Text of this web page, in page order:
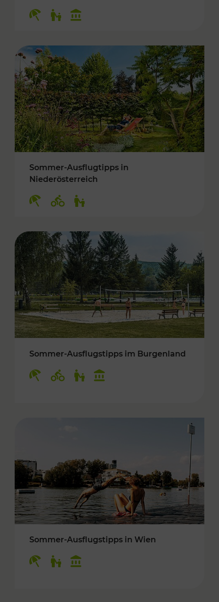
Sommer-Ausflugtipps in
Niederösterreich
Sommer-Ausflugstipps im Burgenland
Sommer-Ausflugstipps in Wien